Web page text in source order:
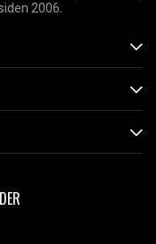
2006.